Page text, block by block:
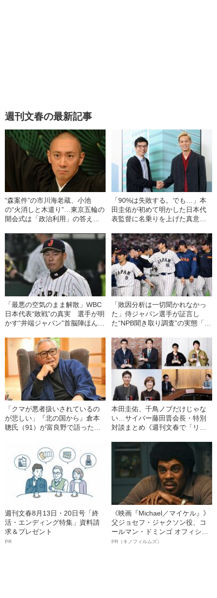
週刊文春の最新記事
“森案件”の市川海老蔵、小池
の“火消しと木遣り”…東京五輪の
開会式は「政治利用」の答え合
京五輪の光と影
「90%は失敗する。でも…」本
田圭佑が初めて明かした日本代
表監督に名乗りを上げた真意
い」
「最悪の空気のまま解散」WBC
日本代表“敗戦”の真実 選手が明
かす“井端ジャパン”首脳陣ほんと
ーチは…」
「敗因分析は一切聞かれなかっ
た」侍ジャパン選手が証言し
た“NPB聞き取り調査”の実態「選
「クマが悪者扱いされているの
が悲しい」『北の国から』倉本
聰氏（91）が富良野で語った現
降、ドラマはつまらなくなっ
た」
本田圭佑、千鳥ノブだけじゃな
い…サイバー藤田晋会長・特別
対談まとめ《週刊文春で「リー
週刊文春8月13日・20日号「終
活・エンディング特集」資料請
求＆プレゼント
PR
《映画『Michael／マイケル』》
父ジョセフ・ジャクソン役、コ
ールマン・ドミンゴ オフィシャ
ルインタビュー“観客を魅了した
PR（キノフィルムズ）